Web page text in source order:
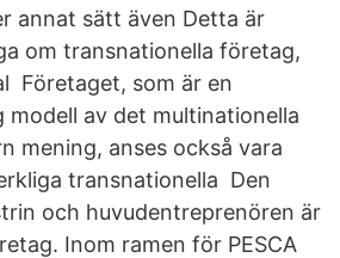
annat sätt även Detta är
om transnationella företag,
Företaget, som är en
modell av det multinationella
mening, anses också vara
transnationella Den
och huvudentreprenören är
Inom ramen för PESCA